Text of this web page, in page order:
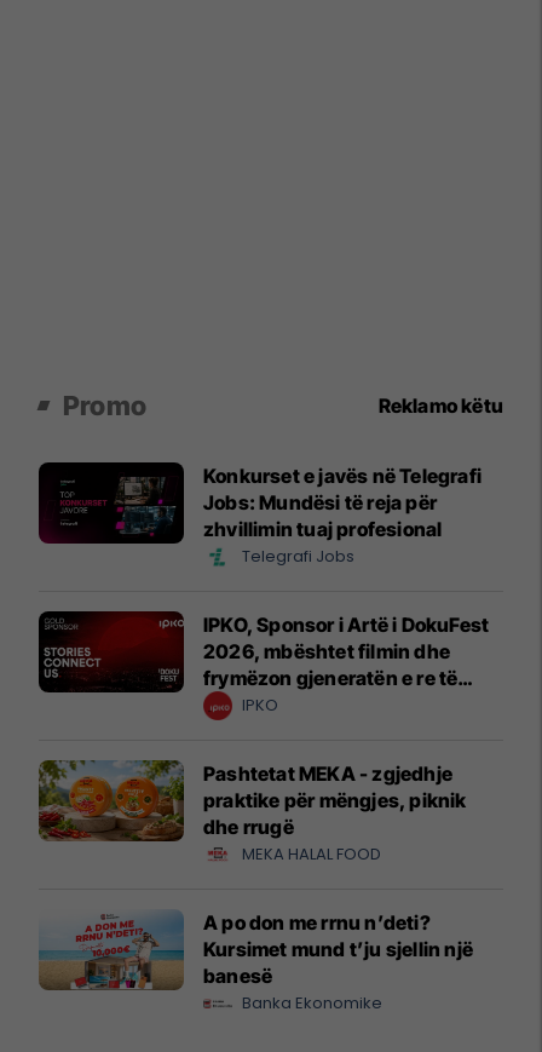
Promo Reklamo këtu
Konkurset e javës në Telegrafi
Jobs: Mundësi të reja për
zhvillimin tuaj profesional
Telegrafi Jobs
IPKO, Sponsor i Artë i DokuFest
2026, mbështet filmin dhe
frymëzon gjeneratën e re të
krijuesve
IPKO
Pashtetat MEKA - zgjedhje
praktike për mëngjes, piknik
dhe rrugë
MEKA HALAL FOOD
A po don me rrnu n’deti?
Kursimet mund t’ju sjellin një
banesë
Banka Ekonomike